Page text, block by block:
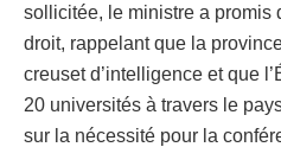
sollicitée, le ministre a promis
droit, rappelant que la
creuset d’intelligence et que
20 universités à travers le
sur la nécessité pour la